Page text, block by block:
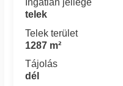
Ingatlan jellege
telek
Telek terület
1287 m²
Tájolás
dél